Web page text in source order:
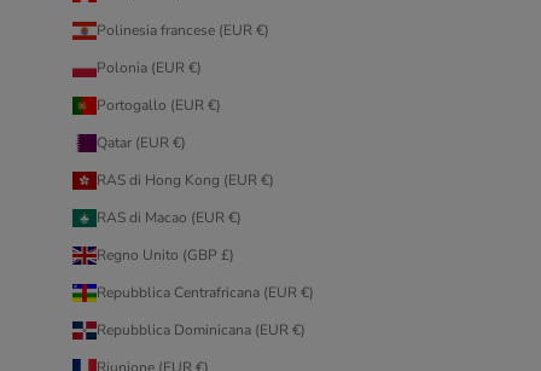
Polinesia francese (EUR €)
Polonia (EUR €)
Portogallo (EUR €)
Qatar (EUR €)
RAS di Hong Kong (EUR €)
RAS di Macao (EUR €)
Regno Unito (GBP £)
Repubblica Centrafricana (EUR €)
Repubblica Dominicana (EUR €)
Riunione (EUR €)